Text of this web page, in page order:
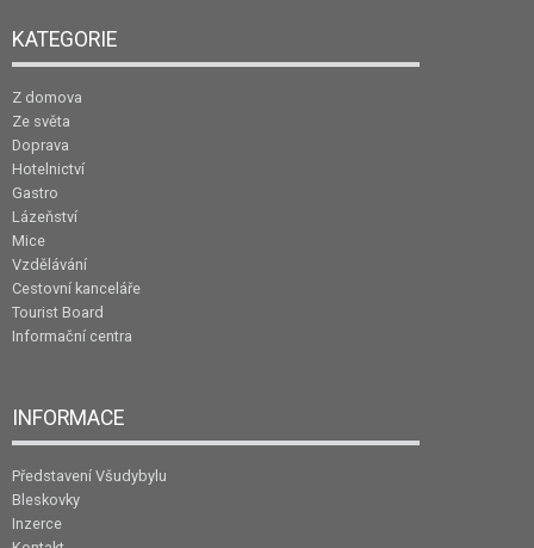
KATEGORIE
Z domova
Ze světa
Doprava
Hotelnictví
Gastro
Lázeňství
Mice
Vzdělávání
Cestovní kanceláře
Tourist Board
Informační centra
INFORMACE
Představení Všudybylu
Bleskovky
Inzerce